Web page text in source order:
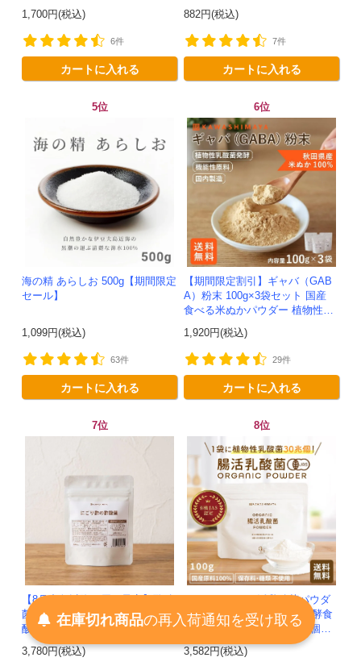
ザクロジュース
1,700円(税込)
6件
カートに入れる
100%）-かわしま屋-
882円(税込)
7件
カートに入れる
5位
海の精 あらしお 500g【期間限定
セール】
1,099円(税込)
63件
カートに入れる
6位
【期間限定割引】ギャバ（GAB
A）粉末 100g×3袋セット 国産
食べる米ぬかパウダー 植物性乳
酸菌発酵 -かわしま屋- 【送料無
料】*メール便での発送...
1,920円(税込)
29件
カートに入れる
7位
【8月中旬以降お届け予定】酢酸
菌サプリ-にごり酢の酢酸菌｜酢
酸菌 × 麹菌 × 納豆菌 × 植物性乳
酸菌20兆個を一粒に凝縮-かわし
ま屋-【送料無料】*メ...
3,780円(税込)
8位
オーガニック腸活乳酸菌パウダ
ー 100g 1袋 乳酸菌 粉末 発酵食
品由来の植物性乳酸菌30兆個入
り！有機JAS認定 -かわしま屋-
【送料無料】 *メ...
3,582円(税込)
在庫切れ商品の再入荷通知を受け取る